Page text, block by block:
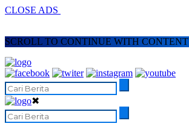
CLOSE ADS
SCROLL TO CONTINUE WITH CONTENT
✖